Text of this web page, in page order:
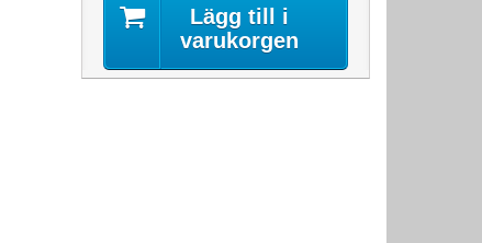
Lägg till i
varukorgen